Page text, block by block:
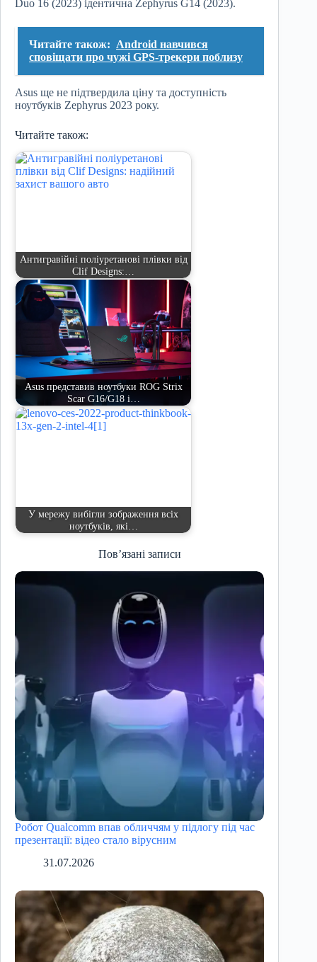
Duo 16 (2023) ідентична Zephyrus G14 (2023).
Читайте також: Android навчився
сповіщати про чужі GPS-трекери поблизу
Asus ще не підтвердила ціну та доступність
ноутбуків Zephyrus 2023 року.
Читайте також:
Антигравійні поліуретанові плівки від
Clif Designs:…
Asus представив ноутбуки ROG Strix
Scar G16/G18 і…
У мережу вибігли зображення всіх
ноутбуків, які…
Пов’язані записи
Робот Qualcomm впав обличчям у підлогу під час
презентації: відео стало вірусним
31.07.2026